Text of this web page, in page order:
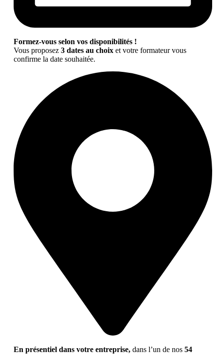
Formez-vous selon vos disponibilités !
Vous proposez 3 dates au choix et votre formateur vous
confirme la date souhaitée.
En présentiel dans votre entreprise, dans l’un de nos 54